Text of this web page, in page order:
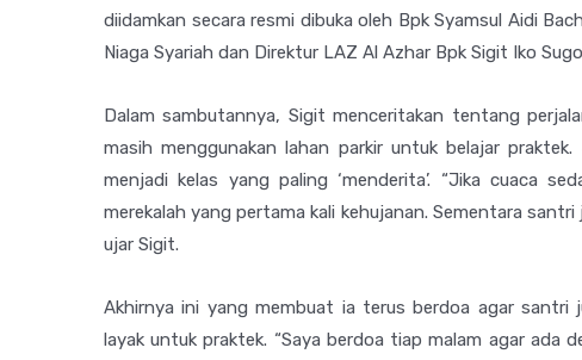
diidamkan secara resmi dibuka oleh Bpk Syamsul Aidi
Niaga Syariah dan Direktur LAZ Al Azhar Bpk Sigit Iko
Dalam sambutannya, Sigit menceritakan tentang
masih menggunakan lahan parkir untuk belajar
menjadi kelas yang paling ‘menderita’. “Jika cuaca
merekalah yang pertama kali kehujanan. Sementara
ujar Sigit.
Akhirnya ini yang membuat ia terus berdoa agar
layak untuk praktek. “Saya berdoa tiap malam agar ada